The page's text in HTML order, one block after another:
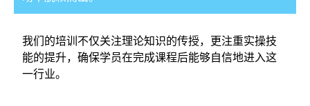
我们的培训不仅关注理论知识的传授，更注重实操技
能的提升，确保学员在完成课程后能够自信地进入这
一行业。